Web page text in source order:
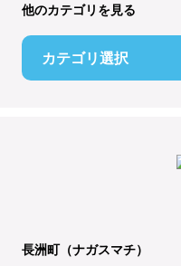
他のカテゴリを見る
カテゴリ選択
長洲町（ナガスマチ）